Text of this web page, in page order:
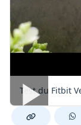
Test du Fitbit